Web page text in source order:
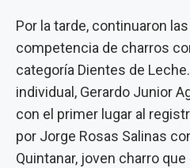
Por la tarde, continuaron
competencia de charros
categoría Dientes de
individual, Gerardo Junior
con el primer lugar al
por Jorge Rosas Salinas
Quintanar, joven charro